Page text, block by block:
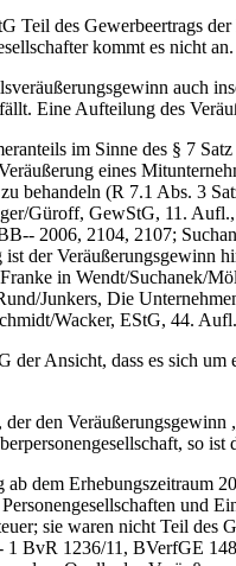
des Gewerbeertrags
kommt es nicht
auch
Eine Aufteilung des
im Sinne des § 7
eines
behandeln (R 7.1 Abs. 3
Güroff, GewStG, 11.
2006, 2104, 2107;
der
in Wendt/
Junkers, Die
Wacker, EStG, 44.
Ansicht, dass es sich um
Veräußerungsgewinn
so
Erhebungszeitraum
und
sie waren nicht Teil
BvR 1236/11, BVerfGE